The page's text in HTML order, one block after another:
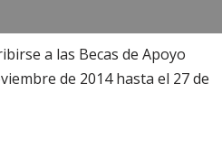
a las Becas de Apoyo
de 2014 hasta el 27 de